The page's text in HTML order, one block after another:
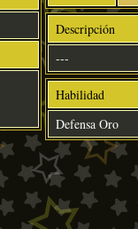
Descripción
---
Habilidad
Defensa Oro